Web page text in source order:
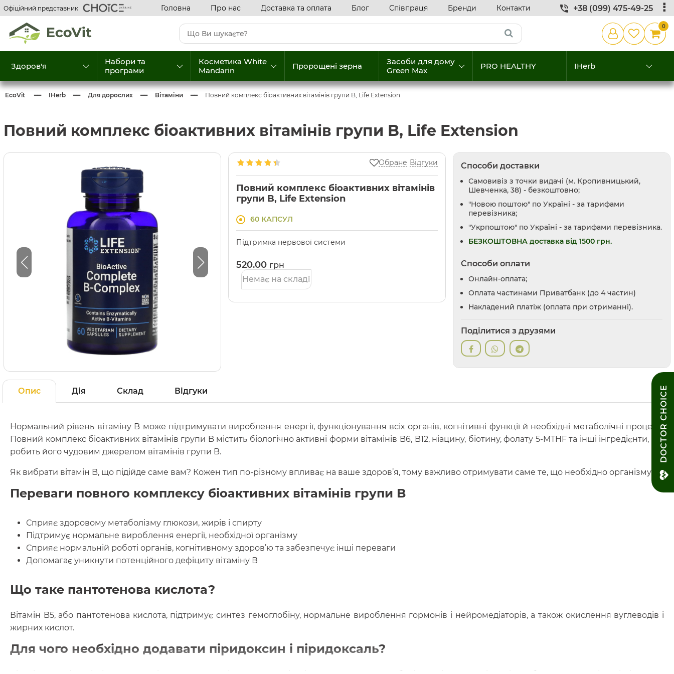
Офіційний представник Головна Про нас Доставка та оплата Блог Співпраця Бренди Контакти +38 (099) 475-49-25
0
Здоров'я
Набори та
програми
Косметика White
Mandarin
Пророщені зерна
Засоби для дому
Green Max
PRO HEALTHY IHerb
EcoVit IHerb Для дорослих Вітаміни Повний комплекс біоактивних вітамінів групи B, Life Extension
Повний комплекс біоактивних вітамінів групи B, Life Extension
Обране Відгуки
Повний комплекс біоактивних вітамінів
групи B, Life Extension
60 КАПСУЛ
Підтримка нервової системи
520.00 грн
Немає на складі
Способи доставки
Самовивіз з точки видачі (м. Кропивницький,
Шевченка, 38) - безкоштовно;
"Новою поштою" по Україні - за тарифами
перевізника;
"Укрпоштою" по Україні - за тарифами перевізника.
БЕЗКОШТОВНА доставка від 1500 грн.
Способи оплати
Онлайн-оплата;
Оплата частинами Приватбанк (до 4 частин)
Накладений платіж (оплата при отриманні).
Поділитися з друзями
Опис Дія Склад Відгуки
Нормальний рівень вітаміну B може підтримувати вироблення енергії, функціонування всіх органів, когнітивні функції й необхідні метаболічні процеси.
Повний комплекс біоактивних вітамінів групи B містить біологічно активні форми вітамінів B6, B12, ніацину, біотину, фолату 5-MTHF та інші інгредієнти, що
робить його чудовим джерелом вітамінів групи B.
Як вибрати вітамін B, що підійде саме вам? Кожен тип по-різному впливає на ваше здоров’я, тому важливо отримувати саме те, що необхідно організму.
Переваги повного комплексу біоактивних вітамінів групи B
Сприяє здоровому метаболізму глюкози, жирів і спирту
Підтримує нормальне вироблення енергії, необхідної організму
Сприяє нормальній роботі органів, когнітивному здоров’ю та забезпечує інші переваги
Допомагає уникнути потенційного дефіциту вітаміну В
Що таке пантотенова кислота?
Вітамін B5, або пантотенова кислота, підтримує синтез гемоглобіну, нормальне вироблення гормонів і нейромедіаторів, а також окислення вуглеводів і
жирних кислот.
Для чого необхідно додавати піридоксин і піридоксаль?
DOCTOR CHOICE